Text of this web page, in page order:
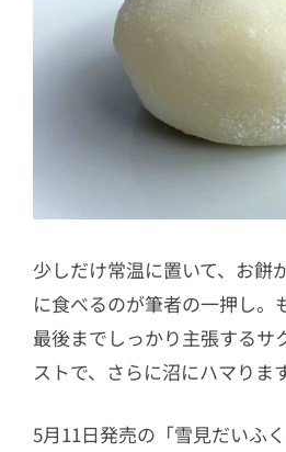
少しだけ常温に置いて、お餅
に食べるのが筆者の一押し。
最後までしっかり主張するサ
ストで、さらに沼にハマります
5月11日発売の「雪見だいふ